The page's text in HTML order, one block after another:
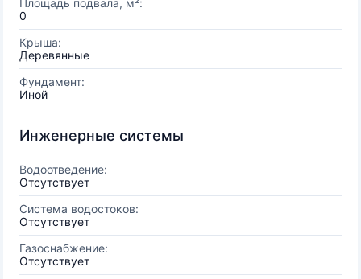
Площадь подвала, м²:
0
Крыша:
Деревянные
Фундамент:
Иной
Инженерные системы
Водоотведение:
Отсутствует
Система водостоков:
Отсутствует
Газоснабжение:
Отсутствует